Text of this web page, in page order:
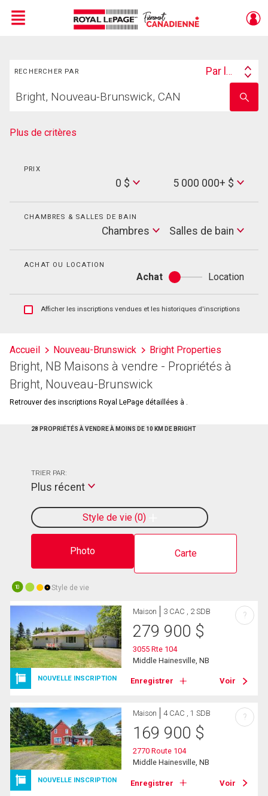
Menu
RECHERCHER PAR
Search
Par lieu
votre
nom
Plus de critères
PRIX
0 $
Max
Price
5 000 000+ $
CHAMBRES & SALLES DE BAIN
Chambres
Salles
de
Salles de bain
ACHAT OU LOCATION
Achat
Achat
ou
location
Location
Afficher
et
les
historiques
d'inscriptions
Afficher les inscriptions vendues et les historiques d'inscriptions
Accueil Nouveau-Brunswick Bright Properties
Bright, NB Maisons à vendre - Propriétés à
Bright, Nouveau-Brunswick
Retrouver des inscriptions Royal LePage détaillées à .
28 PROPRIÉTÉS À VENDRE À MOINS DE 10 KM DE BRIGHT
Photo Carte
Style de vie 0
TRIER PAR:
Plus récent
10 Style de vie
NOUVELLE INSCRIPTION
Maison 3 CAC , 2 SDB
279 900 $
3055 Rte 104
Middle Hainesville, NB
Enregistrer Voir
?
NOUVELLE INSCRIPTION
Maison 4 CAC , 1 SDB
169 900 $
2770 Route 104
Middle Hainesville, NB
Enregistrer Voir
?